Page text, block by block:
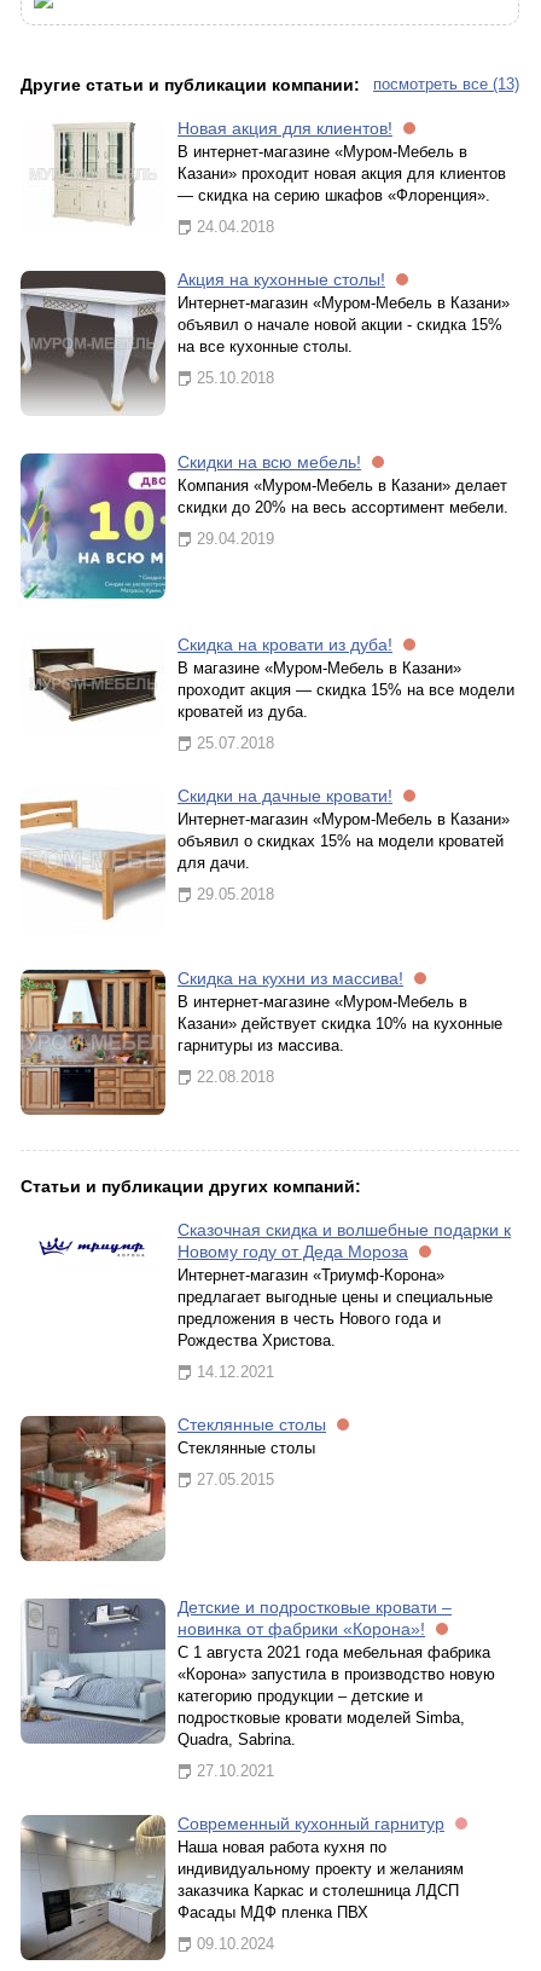
посмотреть все (13)
Другие статьи и публикации компании:
Новая акция для клиентов!
В интернет-магазине «Муром-Мебель в
Казани» проходит новая акция для клиентов
— скидка на серию шкафов «Флоренция».
24.04.2018
Акция на кухонные столы!
Интернет-магазин «Муром-Мебель в Казани»
объявил о начале новой акции - скидка 15%
на все кухонные столы.
25.10.2018
Скидки на всю мебель!
Компания «Муром-Мебель в Казани» делает
скидки до 20% на весь ассортимент мебели.
29.04.2019
Скидка на кровати из дуба!
В магазине «Муром-Мебель в Казани»
проходит акция — скидка 15% на все модели
кроватей из дуба.
25.07.2018
Скидки на дачные кровати!
Интернет-магазин «Муром-Мебель в Казани»
объявил о скидках 15% на модели кроватей
для дачи.
29.05.2018
Скидка на кухни из массива!
В интернет-магазине «Муром-Мебель в
Казани» действует скидка 10% на кухонные
гарнитуры из массива.
22.08.2018
Статьи и публикации других компаний:
Сказочная скидка и волшебные подарки к
Новому году от Деда Мороза
Интернет-магазин «Триумф-Корона»
предлагает выгодные цены и специальные
предложения в честь Нового года и
Рождества Христова.
14.12.2021
Стеклянные столы
Стеклянные столы
27.05.2015
Детские и подростковые кровати –
новинка от фабрики «Корона»!
С 1 августа 2021 года мебельная фабрика
«Корона» запустила в производство новую
категорию продукции – детские и
подростковые кровати моделей Simba,
Quadra, Sabrina.
27.10.2021
Современный кухонный гарнитур
Наша новая работа кухня по
индивидуальному проекту и желаниям
заказчика Каркас и столешница ЛДСП
Фасады МДФ пленка ПВХ
09.10.2024